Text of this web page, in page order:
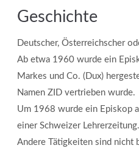
Geschichte
Deutscher, Österreichscher
Ab etwa 1960 wurde ein
Markes und Co. (Dux)
Namen ZID vertrieben wurde.
Um 1968 wurde ein Episkop
einer Schweizer Lehrerzeitung.
Andere Tätigkeiten sind nicht
Passwort